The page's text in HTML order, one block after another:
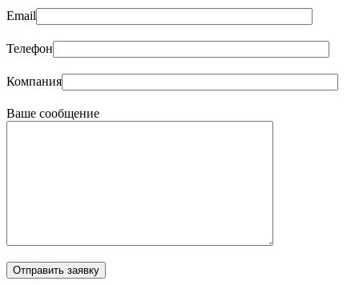
Email
Телефон
Компания
Ваше сообщение